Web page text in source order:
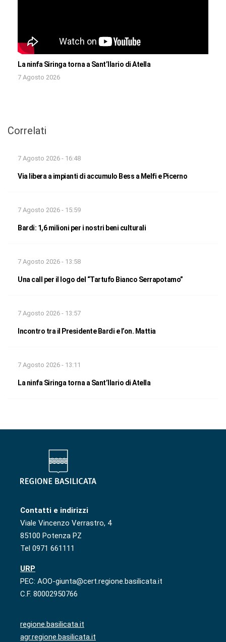
La ninfa Siringa torna a Sant’Ilario di Atella
7 Agosto 2026
Correlati
7 Agosto 2026 - 16:48
Via libera a impianti di accumulo Bess a Melfi e Picerno
7 Agosto 2026 - 15:59
Bardi: 1,6 milioni per i nostri beni culturali
7 Agosto 2026 - 13:58
Una call per il logo del “Tartufo Bianco Serrapotamo”
7 Agosto 2026 - 13:57
Incontro tra il Presidente Bardi e l’on. Mattia
7 Agosto 2026 - 13:11
La ninfa Siringa torna a Sant’Ilario di Atella
Contatti e indirizzi
Viale Vincenzo Verrastro, 4
85100 Potenza PZ
Tel 0971 661111
URP
PEC: AOO-giunta@cert.regione.basilicata.it
C.F. 80002950766
regione.basilicata.it
agr.regione.basilicata.it